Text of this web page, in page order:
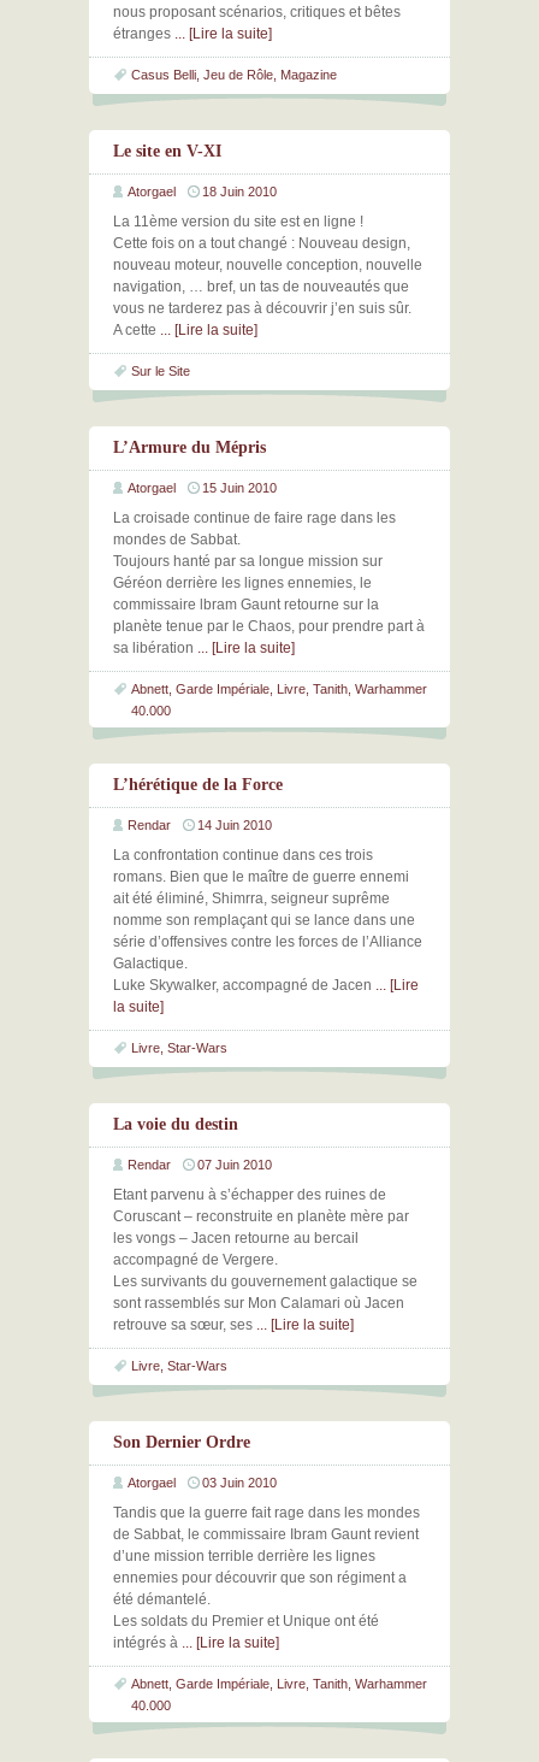
nous proposant scénarios, critiques et bêtes
étranges ... [Lire la suite]
Casus Belli Jeu de Rôle Magazine
Le site en V-XI
Atorgael 18 Juin 2010
La 11ème version du site est en ligne !
Cette fois on a tout changé : Nouveau design,
nouveau moteur, nouvelle conception, nouvelle
navigation, … bref, un tas de nouveautés que
vous ne tarderez pas à découvrir j’en suis sûr.
A cette ... [Lire la suite]
Sur le Site
L’Armure du Mépris
Atorgael 15 Juin 2010
La croisade continue de faire rage dans les
mondes de Sabbat.
Toujours hanté par sa longue mission sur
Géréon derrière les lignes ennemies, le
commissaire lbram Gaunt retourne sur la
planète tenue par le Chaos, pour prendre part à
sa libération ... [Lire la suite]
Abnett Garde Impériale Livre Tanith Warhammer
40.000
L’hérétique de la Force
Rendar 14 Juin 2010
La confrontation continue dans ces trois
romans. Bien que le maître de guerre ennemi
ait été éliminé, Shimrra, seigneur suprême
nomme son remplaçant qui se lance dans une
série d’offensives contre les forces de l’Alliance
Galactique.
Luke Skywalker, accompagné de Jacen ... [Lire
la suite]
Livre Star-Wars
La voie du destin
Rendar 07 Juin 2010
Etant parvenu à s’échapper des ruines de
Coruscant – reconstruite en planète mère par
les vongs – Jacen retourne au bercail
accompagné de Vergere.
Les survivants du gouvernement galactique se
sont rassemblés sur Mon Calamari où Jacen
retrouve sa sœur, ses ... [Lire la suite]
Livre Star-Wars
Son Dernier Ordre
Atorgael 03 Juin 2010
Tandis que la guerre fait rage dans les mondes
de Sabbat, le commissaire Ibram Gaunt revient
d’une mission terrible derrière les lignes
ennemies pour découvrir que son régiment a
été démantelé.
Les soldats du Premier et Unique ont été
intégrés à ... [Lire la suite]
Abnett Garde Impériale Livre Tanith Warhammer
40.000